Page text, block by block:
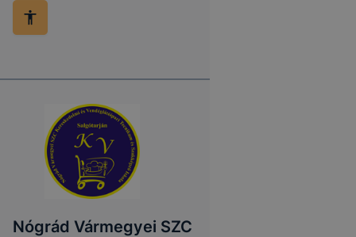
Nógrád Vármegyei SZC